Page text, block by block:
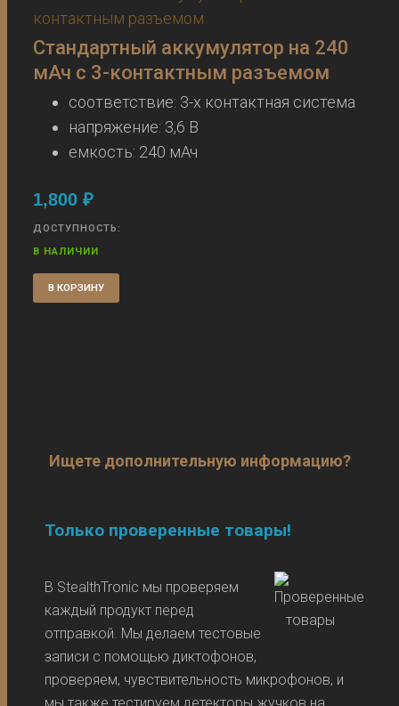
Стандартный аккумулятор на 240
мАч с 3-контактным разъемом
соответствие: 3-х контактная система
напряжение: 3,6 В
емкость: 240 мАч
1,800 ₽
ДОСТУПНОСТЬ:
В НАЛИЧИИ
В КОРЗИНУ
Ищете дополнительную информацию?
Только проверенные товары!
В StealthTronic мы проверяем
каждый продукт перед
отправкой. Мы делаем тестовые
записи с помощью диктофонов,
проверяем, чувствительность микрофонов, и